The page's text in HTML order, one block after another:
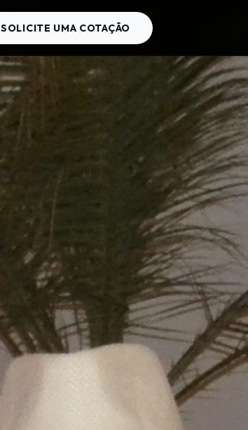
SOLICITE UMA COTAÇÃO